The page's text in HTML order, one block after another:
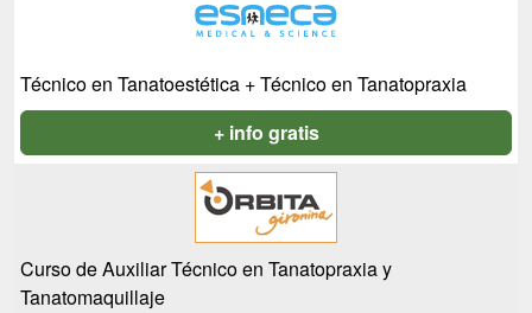
Técnico en Tanatoestética + Técnico en Tanatopraxia
+ info gratis
Curso de Auxiliar Técnico en Tanatopraxia y
Tanatomaquillaje